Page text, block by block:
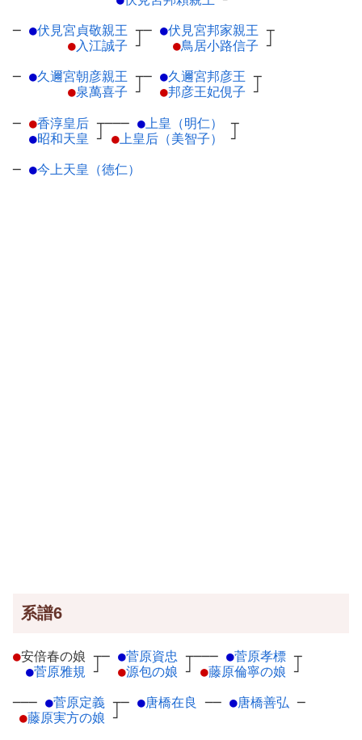
─ ●伏見宮貞敬親王 ┬
●入江誠子 ┘
─ ●伏見宮邦家親王 ┬
●鳥居小路信子 ┘
─ ●久邇宮朝彦親王 ┬
●泉萬喜子 ┘
─ ●久邇宮邦彦王 ┬
●邦彦王妃俔子 ┘
─ ●香淳皇后 ┬
●昭和天皇 ┘
─── ● 上皇（明仁）
┬
● 上皇后（美智子） ┘
─ ●今上天皇（徳仁）
系譜6
●安倍春の娘 ┬
●菅原雅規 ┘
─ ●菅原資忠 ┬
●源包の娘 ┘
─── ●菅原孝標 ┬
●藤原倫寧の娘 ┘
─── ●菅原定義 ┬
●藤原実方の娘 ┘
─ ●唐橋在良 ── ●唐橋善弘 ─